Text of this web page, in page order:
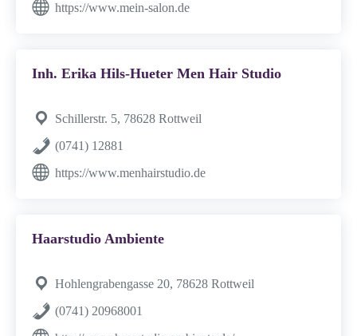
https://www.mein-salon.de
Inh. Erika Hils-Hueter Men Hair Studio
Schillerstr. 5, 78628 Rottweil
(0741) 12881
https://www.menhairstudio.de
Haarstudio Ambiente
Hohlengrabengasse 20, 78628 Rottweil
(0741) 20968001